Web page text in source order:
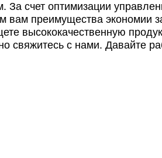
За счет оптимизации
преимущества экономии
высококачественную
свяжитесь с нами. Давайте